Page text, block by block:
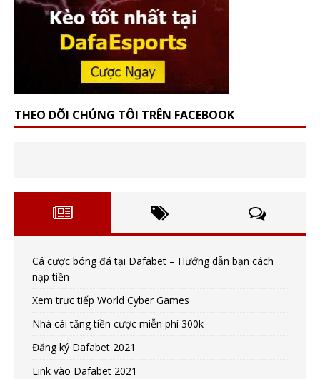
THEO DÕI CHÚNG TÔI TRÊN FACEBOOK
Cá cược bóng đá tại Dafabet – Hướng dẫn bạn cách
nạp tiền
Xem trực tiếp World Cyber Games
Nhà cái tặng tiền cược miễn phí 300k
Đăng ký Dafabet 2021
Link vào Dafabet 2021